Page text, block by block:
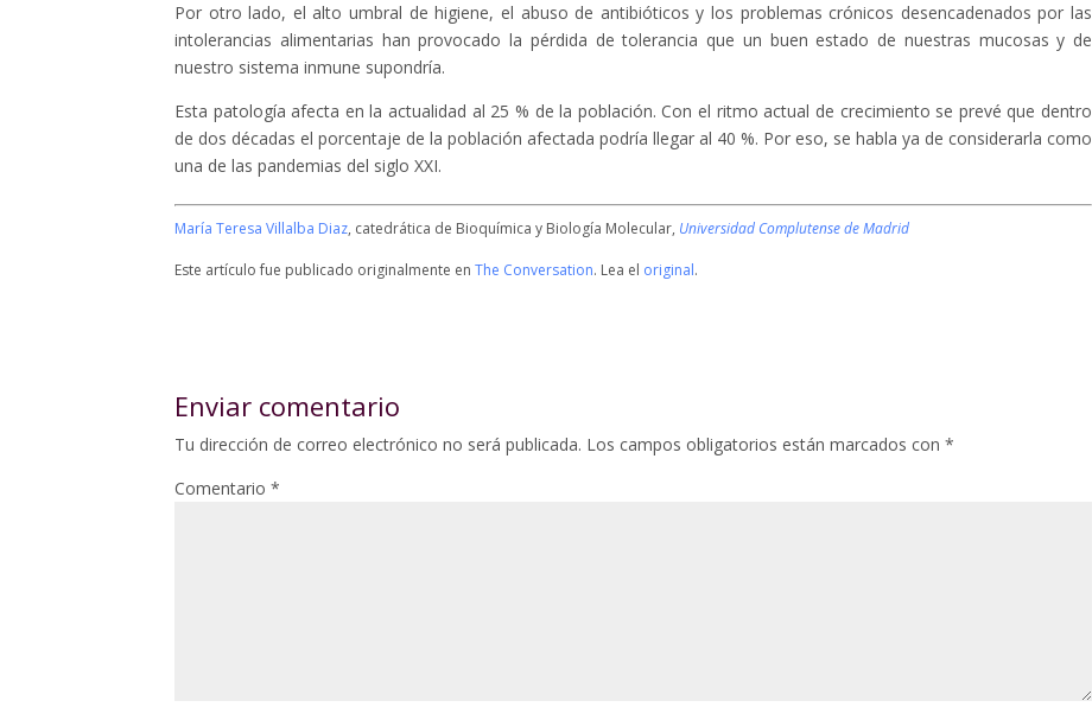
Por otro lado, el alto umbral de higiene, el abuso de antibióticos y los problemas crónicos desencadenados por las
intolerancias alimentarias han provocado la pérdida de tolerancia que un buen estado de nuestras mucosas y de
nuestro sistema inmune supondría.
Esta patología afecta en la actualidad al 25 % de la población. Con el ritmo actual de crecimiento se prevé que dentro
de dos décadas el porcentaje de la población afectada podría llegar al 40 %. Por eso, se habla ya de considerarla como
una de las pandemias del siglo XXI.
María Teresa Villalba Diaz, catedrática de Bioquímica y Biología Molecular, Universidad Complutense de Madrid
Este artículo fue publicado originalmente en The Conversation. Lea el original.
Enviar comentario
Tu dirección de correo electrónico no será publicada. Los campos obligatorios están marcados con *
Comentario *